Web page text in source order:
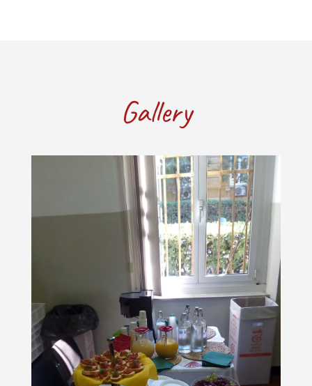
Gallery